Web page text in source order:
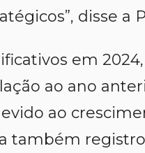
disse a
em
ao ano
ao
também